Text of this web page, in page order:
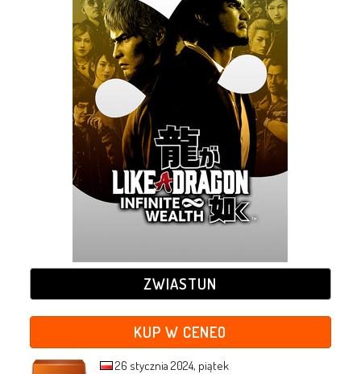
ZWIASTUN
KUP W CENEO
26 stycznia 2024, piątek